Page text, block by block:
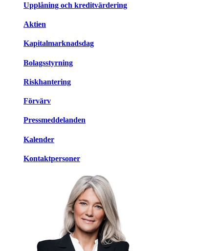
Upplåning och kreditvärdering
Aktien
Kapitalmarknadsdag
Bolagsstyrning
Riskhantering
Förvärv
Pressmeddelanden
Kalender
Kontaktpersoner